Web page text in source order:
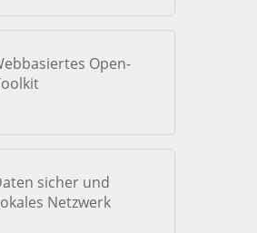
Open-
sicher und
Netzwerk